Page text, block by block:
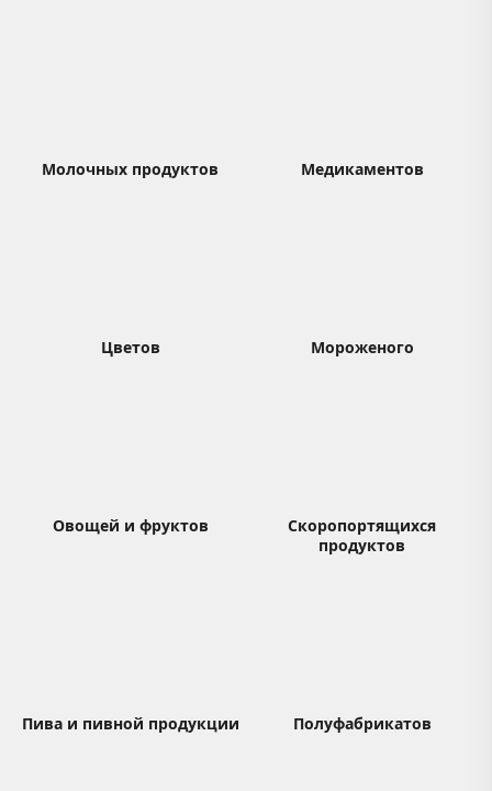
Молочных продуктов Медикаментов
Цветов Мороженого
Овощей и фруктов
Скоропортящихся
продуктов
Пива и пивной продукции Полуфабрикатов